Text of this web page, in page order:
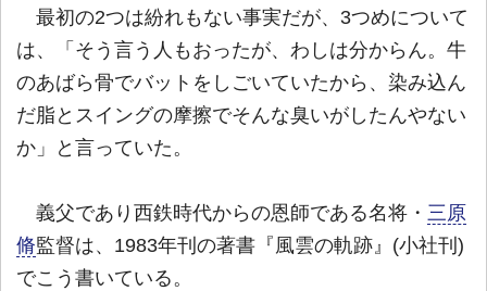
最初の2つは紛れもない事実だが、3つめについて
は、「そう言う人もおったが、わしは分からん。牛
のあばら骨でバットをしごいていたから、染み込ん
だ脂とスイングの摩擦でそんな臭いがしたんやない
か」と言っていた。
義父であり西鉄時代からの恩師である名将・ 三原
脩監督は、1983年刊の著書『風雲の軌跡』(小社刊)
でこう書いている。